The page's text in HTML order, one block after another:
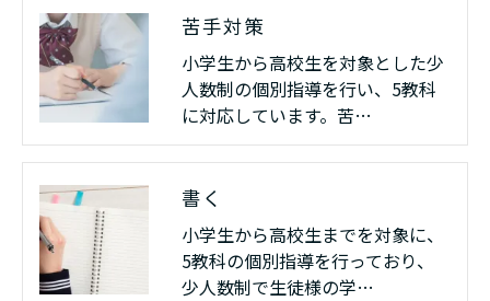
苦手対策
小学生から高校生を対象とした少
人数制の個別指導を行い、5教科
に対応しています。苦…
書く
小学生から高校生までを対象に、
5教科の個別指導を行っており、
少人数制で生徒様の学…